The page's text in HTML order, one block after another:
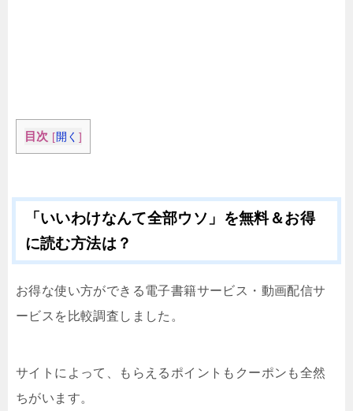
目次 [開く ]
「いいわけなんて全部ウソ」を無料＆お得
に読む方法は？
お得な使い方ができる電子書籍サービス・動画配信サ
ービスを比較調査しました。
サイトによって、もらえるポイントもクーポンも全然
ちがいます。